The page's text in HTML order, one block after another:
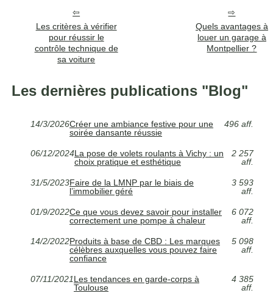
Les critères à vérifier
pour réussir le
contrôle technique de
sa voiture
Quels avantages à
louer un garage à
Montpellier ?
Les dernières publications "Blog"
14/3/2026Créer une ambiance festive pour une
soirée dansante réussie
496 aff.
06/12/2024La pose de volets roulants à Vichy : un
choix pratique et esthétique
2 257
aff.
31/5/2023Faire de la LMNP par le biais de
l’immobilier géré
3 593
aff.
01/9/2022Ce que vous devez savoir pour installer
correctement une pompe à chaleur
6 072
aff.
14/2/2022Produits à base de CBD : Les marques
célèbres auxquelles vous pouvez faire
confiance
5 098
aff.
07/11/2021Les tendances en garde-corps à
Toulouse
4 385
aff.